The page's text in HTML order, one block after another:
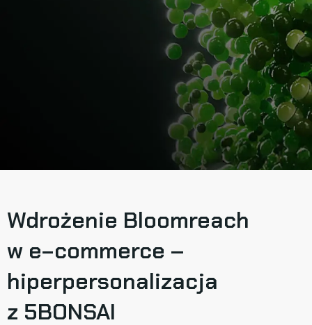
Wdrożenie Bloomreach
w e−commerce –
hiperpersonalizacja
z 5BONSAI